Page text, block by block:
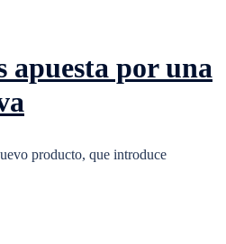
apuesta por una
producto, que introduce